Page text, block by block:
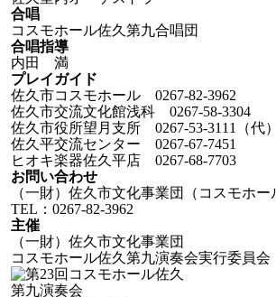
合唱
コスモホール佐久第九合唱団
合唱指導
内田 満
プレイガイド
佐久市コスモホール 0267-82-3962
佐久市交流文化館浅科 0267-58-3304
佐久市役所望月支所 0267-53-3111（代）
佐久平交流センター 0267-67-7451
ヒオキ楽器佐久平店 0267-68-7703
お問い合わせ
（一財）佐久市文化事業団（コスモホー
TEL：0267-82-3962
主催
（一財）佐久市文化事業団
コスモホール佐久第九演奏会実行委員会